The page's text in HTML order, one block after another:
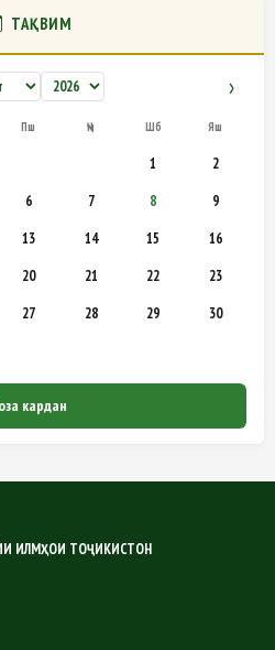
ТАҚВИМ
›
Пш Ҷм Шб Яш
1
2
6 7 8
9
13 14 15
16
20 21 22
23
27 28 29
30
кардан
ИЛМҲОИ ТОҶИКИСТОН